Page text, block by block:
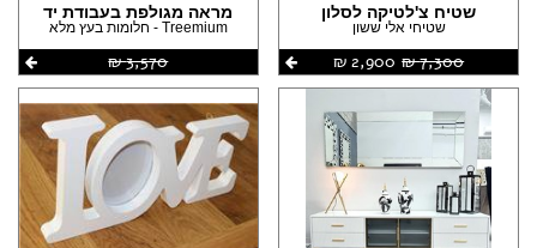
שטיח צ'לטיקה לסלון
שטיחי אלי ששון
7,300 ‏₪
2,900 ‏₪
מראה מגולפת בעבודת יד
Treemium - חלומות בעץ מלא
3,570 ‏₪